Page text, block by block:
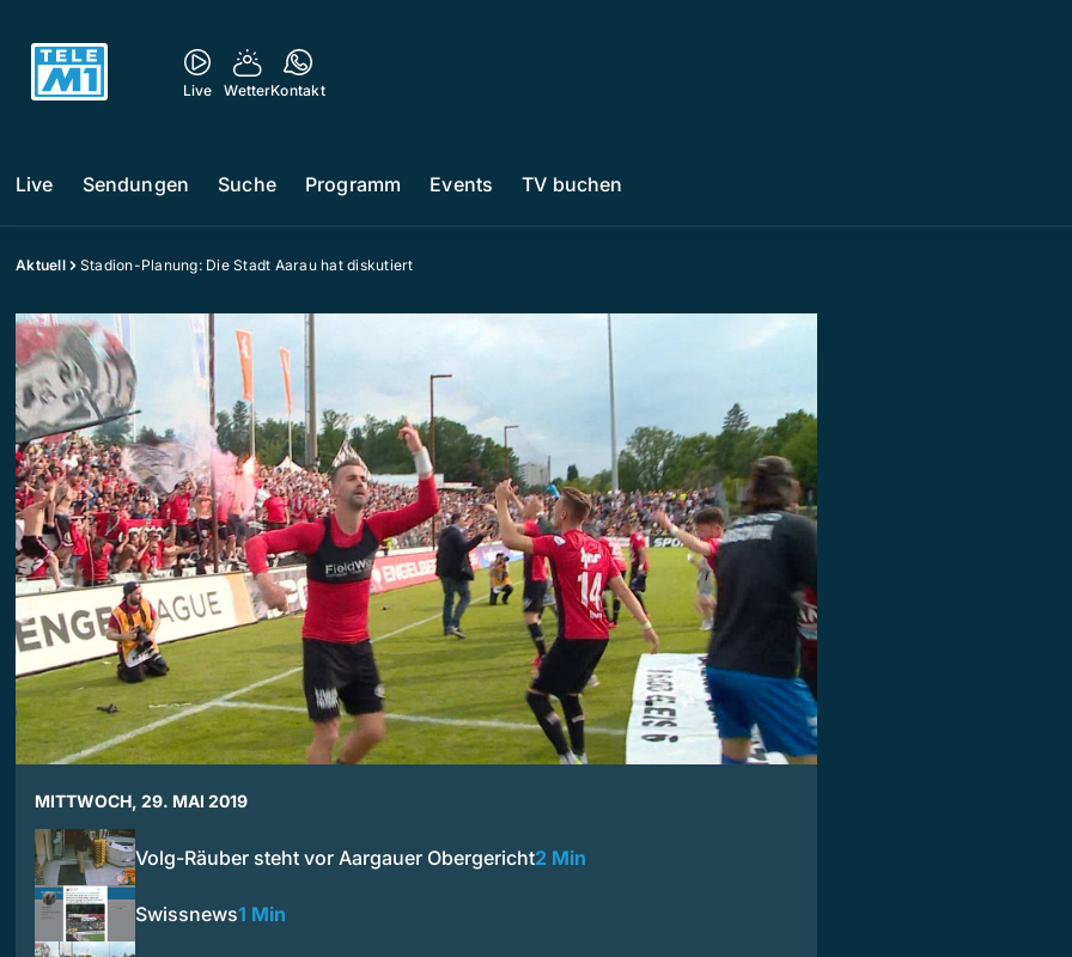
Live WetterKontakt
Live Sendungen Suche Programm Events TV buchen
Aktuell Stadion-Planung: Die Stadt Aarau hat diskutiert
MITTWOCH, 29. MAI 2019
Volg-Räuber steht vor Aargauer Obergericht2 Min
Swissnews1 Min